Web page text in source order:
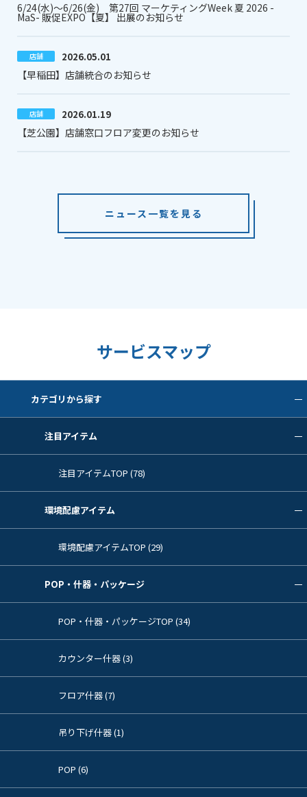
6/24(水)～6/26(金) 第27回 マーケティングWeek 夏 2026 -
MaS- 販促EXPO【夏】 出展のお知らせ
店舗 2026.05.01
【早稲田】店舗統合のお知らせ
店舗 2026.01.19
【芝公園】店舗窓口フロア変更のお知らせ
ニュース一覧を見る
サービスマップ
カテゴリから探す
注目アイテム
注目アイテムTOP (78)
環境配慮アイテム
環境配慮アイテムTOP (29)
POP・什器・パッケージ
POP・什器・パッケージTOP (34)
カウンター什器 (3)
フロア什器 (7)
吊り下げ什器 (1)
POP (6)